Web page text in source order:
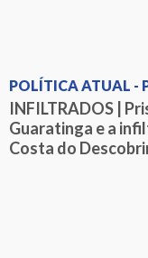
POLÍTICA ATUAL
INFILTRADOS |
Guaratinga e a
Costa do